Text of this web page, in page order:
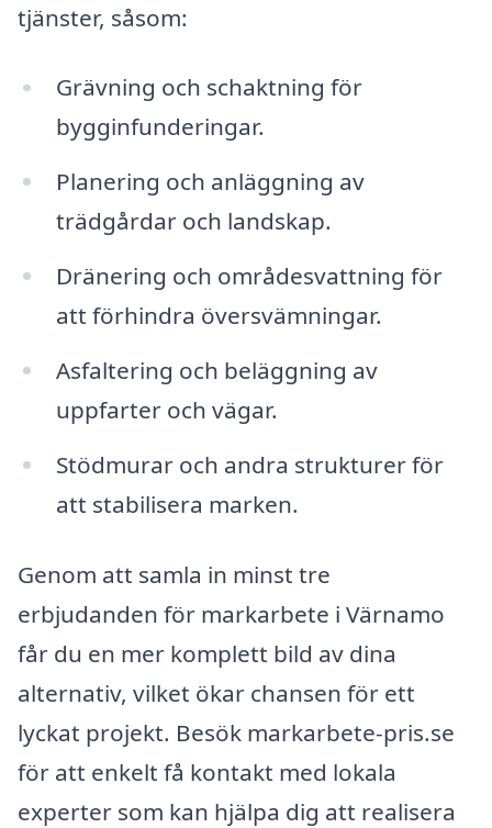
tjänster, såsom:
Grävning och schaktning för
bygginfunderingar.
Planering och anläggning av
trädgårdar och landskap.
Dränering och områdesvattning för
att förhindra översvämningar.
Asfaltering och beläggning av
uppfarter och vägar.
Stödmurar och andra strukturer för
att stabilisera marken.
Genom att samla in minst tre
erbjudanden för markarbete i Värnamo
får du en mer komplett bild av dina
alternativ, vilket ökar chansen för ett
lyckat projekt. Besök markarbete-pris.se
för att enkelt få kontakt med lokala
experter som kan hjälpa dig att realisera